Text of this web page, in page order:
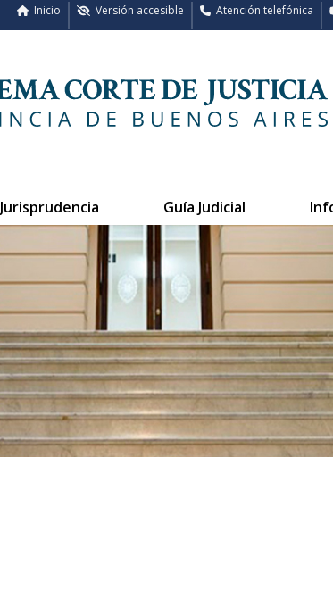
Atención telefónica
Versión accesible
Inicio
Jurisprudencia Guía Judicial